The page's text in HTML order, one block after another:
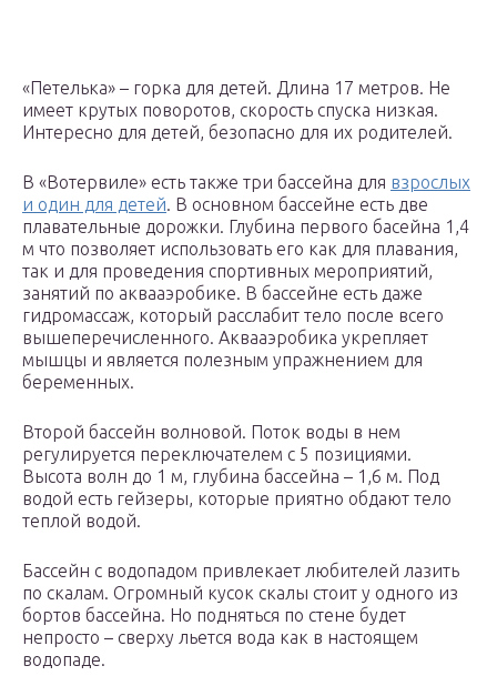
«Петелька» – горка для детей. Длина 17 метров. Не
имеет крутых поворотов, скорость спуска низкая.
Интересно для детей, безопасно для их родителей.
В «Вотервиле» есть также три бассейна для взрослых
и один для детей. В основном бассейне есть две
плавательные дорожки. Глубина первого басейна 1,4
м что позволяет использовать его как для плавания,
так и для проведения спортивных мероприятий,
занятий по аквааэробике. В бассейне есть даже
гидромассаж, который расслабит тело после всего
вышеперечисленного. Аквааэробика укрепляет
мышцы и является полезным упражнением для
беременных.
Второй бассейн волновой. Поток воды в нем
регулируется переключателем с 5 позициями.
Высота волн до 1 м, глубина бассейна – 1,6 м. Под
водой есть гейзеры, которые приятно обдают тело
теплой водой.
Бассейн с водопадом привлекает любителей лазить
по скалам. Огромный кусок скалы стоит у одного из
бортов бассейна. Но подняться по стене будет
непросто – сверху льется вода как в настоящем
водопаде.